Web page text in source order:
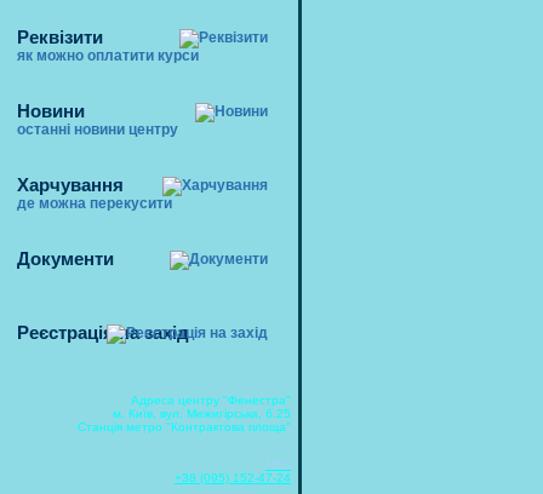
Реквізити
як можно оплатити курси
Новини
останні новини центру
Харчування
де можна перекусити
Документи
Реєстрація на захід
Адреса центру "Фенестра"
м. Київ, вул. Межигірська, б.25
Станція метро "Контрактова площа"
+38 (095) 152-47-24